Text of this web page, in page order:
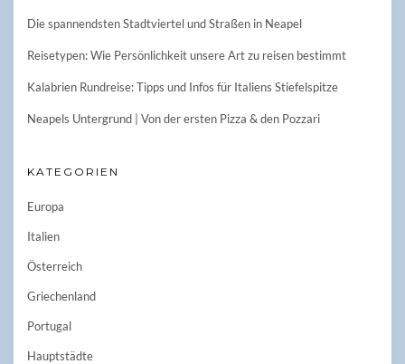
Die spannendsten Stadtviertel und Straßen in Neapel
Reisetypen: Wie Persönlichkeit unsere Art zu reisen bestimmt
Kalabrien Rundreise: Tipps und Infos für Italiens Stiefelspitze
Neapels Untergrund | Von der ersten Pizza & den Pozzari
KATEGORIEN
Europa
Italien
Österreich
Griechenland
Portugal
Hauptstädte